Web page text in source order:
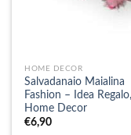
HOME DECOR
Salvadanaio Maialina
Fashion – Idea Regalo,
Home Decor
€6,90